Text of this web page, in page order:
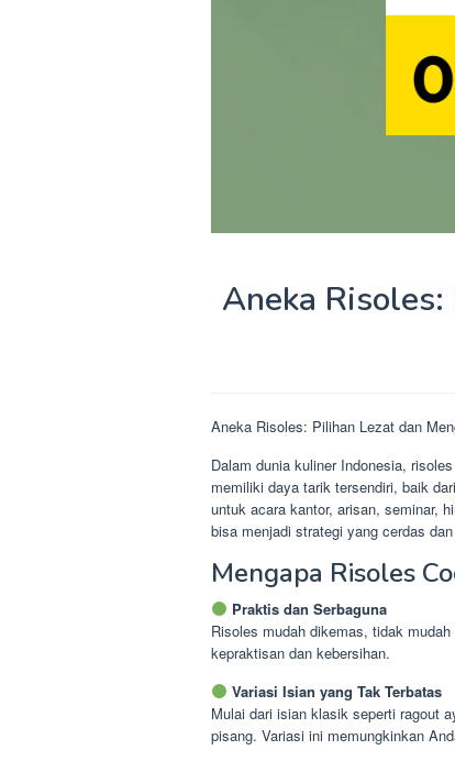
Aneka
Aneka Risoles: Pilihan Lezat dan
Dalam dunia kuliner Indonesia,
memiliki daya tarik tersendiri, baik
untuk acara kantor, arisan, seminar,
bisa menjadi strategi yang cerdas
Mengapa Risoles
Praktis dan Serbaguna
Risoles mudah dikemas, tidak
kepraktisan dan kebersihan.
Variasi Isian yang Tak Terbatas
Mulai dari isian klasik seperti ragout
pisang. Variasi ini memungkinkan